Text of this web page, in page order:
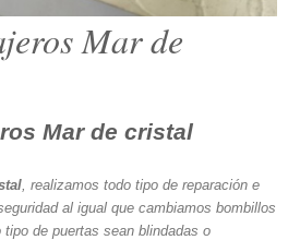
Mar de
Mar de cristal
, realizamos todo tipo de reparación e
al igual que cambiamos bombillos
de puertas sean blindadas o